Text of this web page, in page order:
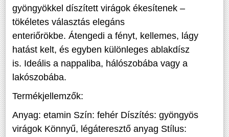
gyöngyökkel díszített virágok ékesítenek –
tökéletes választás elegáns
enteriőrökbe. Átengedi a fényt, kellemes, lágy
hatást kelt, és egyben különleges ablakdísz
is. Ideális a nappaliba, hálószobába vagy a
lakószobába.
Termékjellemzők:
Anyag: etamin Szín: fehér Díszítés: gyöngyös
virágok Könnyű, légáteresztő anyag Stílus: